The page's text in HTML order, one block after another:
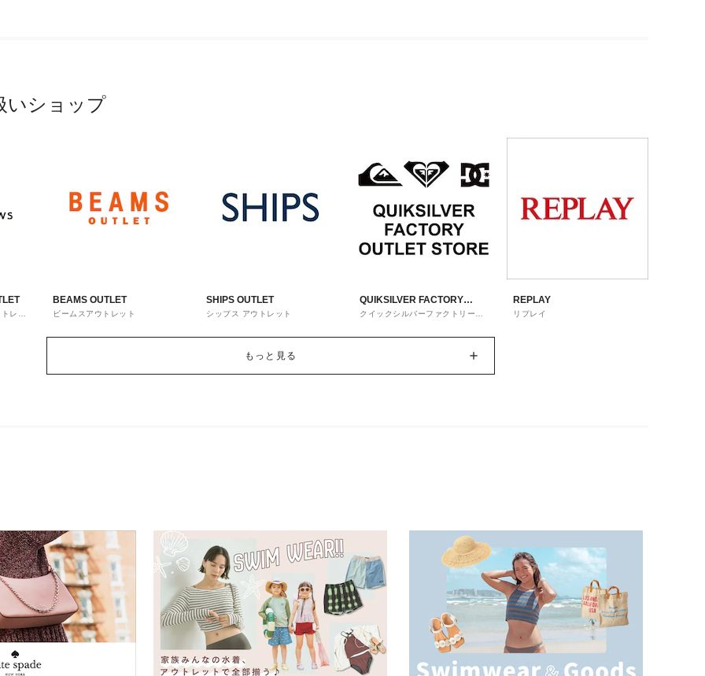
いショップ
レッ
BEAMS OUTLET
ビームスアウトレット
SHIPS OUTLET
シップス アウトレット
QUIKSILVER FACTORY
OUTLET STORE
クイックシルバーファクトリーア
REPLAY
リプレイ
もっと見る